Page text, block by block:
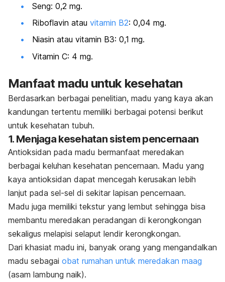
Seng: 0,2 mg.
Riboflavin atau vitamin B2: 0,04 mg.
Niasin atau vitamin B3: 0,1 mg.
Vitamin C: 4 mg.
Manfaat madu untuk kesehatan
Berdasarkan berbagai penelitian, madu yang kaya akan
kandungan tertentu memiliki berbagai potensi berikut
untuk kesehatan tubuh.
1. Menjaga kesehatan sistem pencernaan
Antioksidan pada madu bermanfaat meredakan
berbagai keluhan kesehatan pencernaan. Madu yang
kaya antioksidan dapat mencegah kerusakan lebih
lanjut pada sel-sel di sekitar lapisan pencernaan.
Madu juga memiliki tekstur yang lembut sehingga bisa
membantu meredakan peradangan di kerongkongan
sekaligus melapisi selaput lendir kerongkongan.
Dari khasiat madu ini, banyak orang yang mengandalkan
madu sebagai obat rumahan untuk meredakan maag
(asam lambung naik).